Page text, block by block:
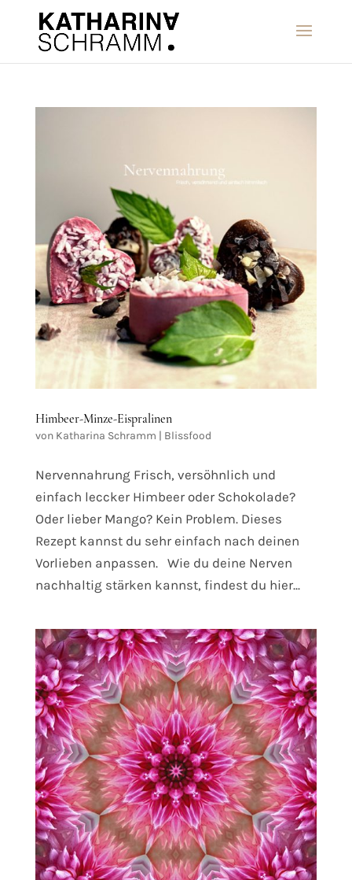
Himbeer-Minze-Eispralinen
von Katharina Schramm | Blissfood
Nervennahrung Frisch, versöhnlich und
einfach leccker Himbeer oder Schokolade?
Oder lieber Mango? Kein Problem. Dieses
Rezept kannst du sehr einfach nach deinen
Vorlieben anpassen. Wie du deine Nerven
nachhaltig stärken kannst, findest du hier...